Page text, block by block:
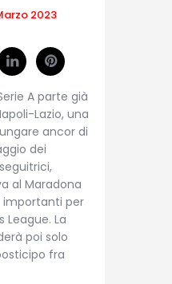
2023
A parte già
Lazio, una
ancor di
dei
al Maradona
per
League. La
poi solo
fra